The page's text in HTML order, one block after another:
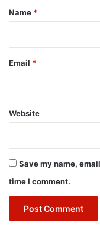
*
Name *
Email *
Website
Save my name,
time I comment.